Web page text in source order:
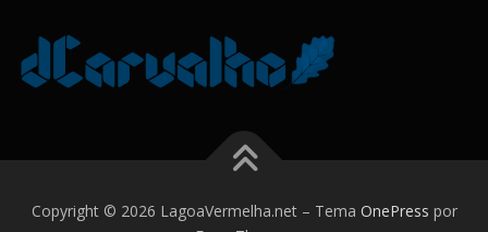
Copyright © 2026 LagoaVermelha.net – Tema OnePress por